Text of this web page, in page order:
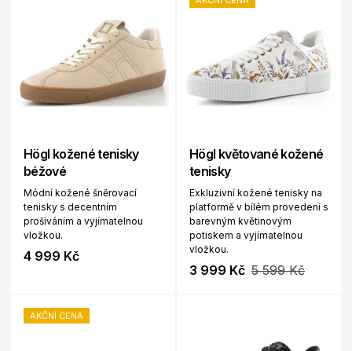
Högl kožené tenisky
béžové
Módní kožené šněrovací
tenisky s decentním
prošíváním a vyjímatelnou
vložkou.
4 999 Kč
Högl květované kožené
tenisky
Exkluzivní kožené tenisky na
platformě v bílém provedení s
barevným květinovým
potiskem a vyjímatelnou
vložkou.
3 999 Kč 5 599 Kč
AKČNÍ CENA